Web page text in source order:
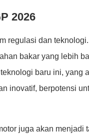
2026
regulasi dan
bakar yang lebih
baru ini, yang
inovatif, berpotensi
juga akan menjadi